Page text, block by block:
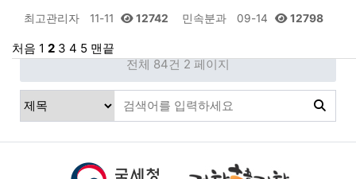
최고관리자 11-11 12742 민속분과 09-14 12798
처음 1 2 3 4 5 맨끝
전체 84건 2 페이지